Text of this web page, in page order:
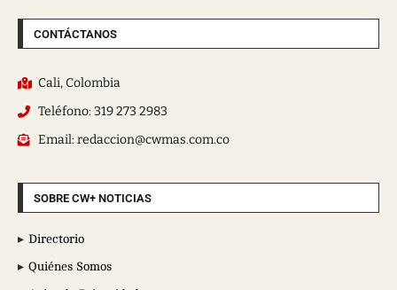
CONTÁCTANOS
Cali, Colombia
Teléfono: 319 273 2983
Email: redaccion@cwmas.com.co
SOBRE CW+ NOTICIAS
Directorio
Quiénes Somos